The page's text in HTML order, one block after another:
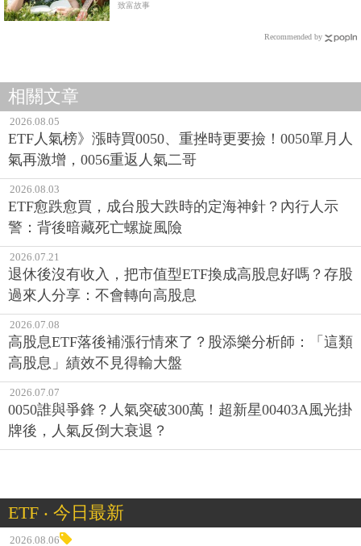
沒餓死的秘密
致富故事
Recommended by
相關文章
2026.08.05
ETF人氣榜》漲時買0050、重挫時更要撿！0050單月人
氣再激增，0056重返人氣二哥
2026.08.03
ETF愈跌愈買，成台股大跌時的定海神針？內行人示
警：背後暗藏死亡螺旋風險
2026.07.21
退休後沒有收入，把市值型ETF換成高股息好嗎？存股
過來人分享：不會轉向高股息
2026.07.08
高股息ETF落後補漲行情來了？股添樂分析師：「這類
高股息」績效不見得輸大盤
2026.07.07
0050誰與爭鋒？人氣突破300萬！超新星00403A風光掛
牌後，人氣反倒大衰退？
ETF ‧ 今日最新
2026.08.06